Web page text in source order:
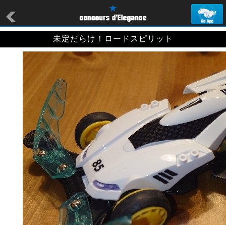
未定だらけ！ロードスピリット